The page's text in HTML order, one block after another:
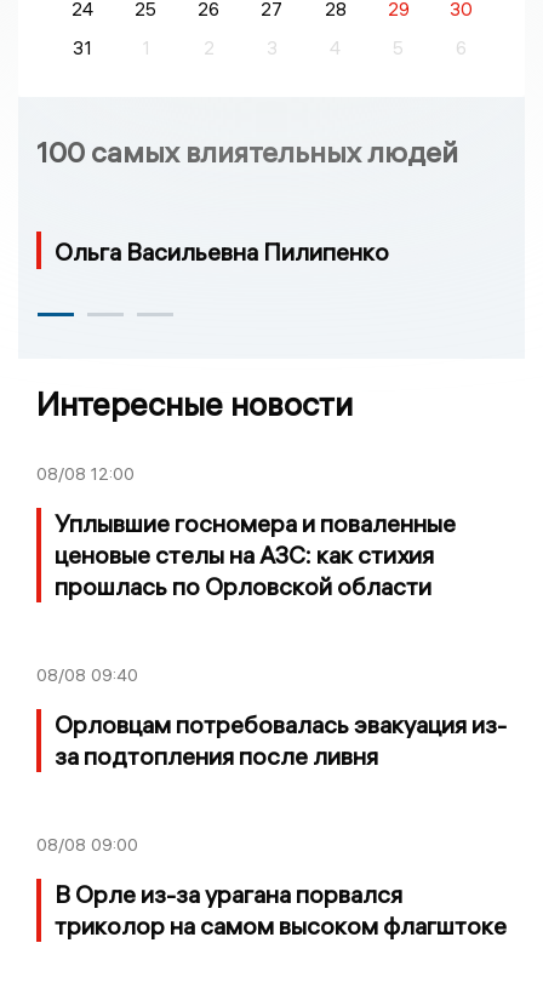
24 25 26 27 28 29
30
31
1 2 3 4 5 6
100 самых влиятельных людей
Ольга Васильевна Пилипенко
Интересные новости
08/08 12:00
Уплывшие госномера и поваленные
ценовые стелы на АЗС: как стихия
прошлась по Орловской области
08/08 09:40
Орловцам потребовалась эвакуация из-
за подтопления после ливня
08/08 09:00
В Орле из-за урагана порвался
триколор на самом высоком флагштоке